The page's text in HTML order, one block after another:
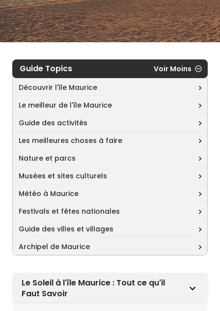
Guide Topics
Voir Moins
Découvrir l'île Maurice
Le meilleur de l'île Maurice
Guide des activités
Les meilleures choses à faire
Nature et parcs
Musées et sites culturels
Météo à Maurice
Festivals et fêtes nationales
Guide des villes et villages
Archipel de Maurice
Le Soleil à l'île Maurice : Tout ce qu'il
Faut Savoir